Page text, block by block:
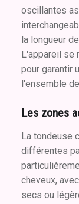
oscillantes
la longueur
L'appareil se
pour garantir
l'ensemble
Les zones
La tondeuse
différentes
cheveux,
secs ou